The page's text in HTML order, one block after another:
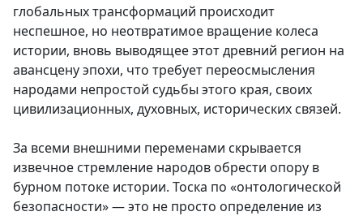
глобальных трансформаций происходит
неспешное, но неотвратимое вращение колеса
истории, вновь выводящее этот древний регион на
авансцену эпохи, что требует переосмысления
народами непростой судьбы этого края, своих
цивилизационных, духовных, исторических связей.
За всеми внешними переменами скрывается
извечное стремление народов обрести опору в
бурном потоке истории. Тоска по «онтологической
безопасности» — это не просто определение из